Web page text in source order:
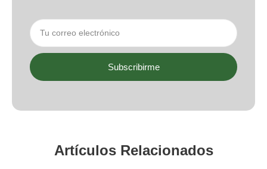
Subscribirme
Artículos Relacionados